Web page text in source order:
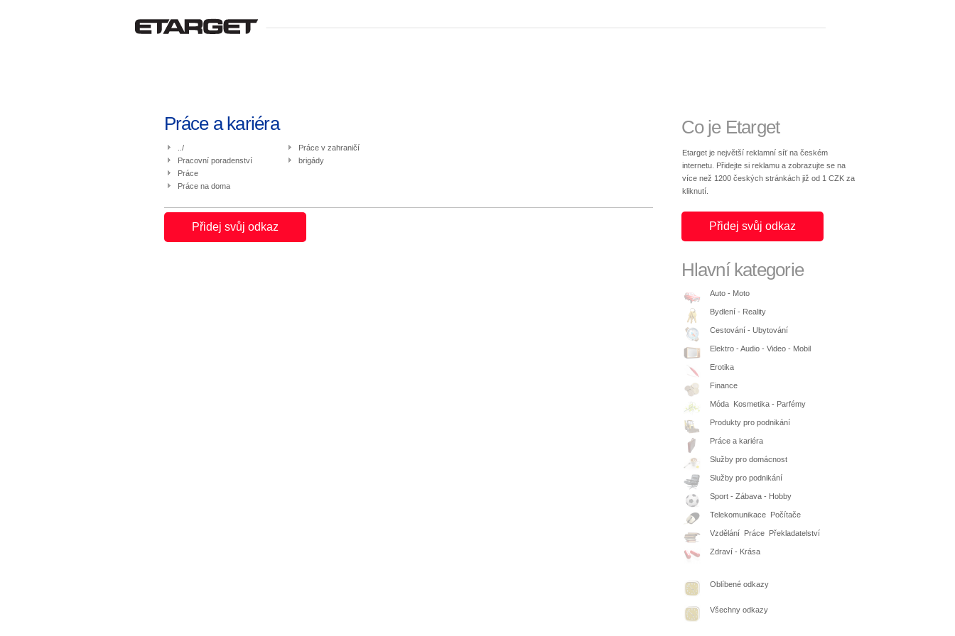
Práce a kariéra
../
Pracovní poradenství
Práce
Práce na doma
Práce v zahraničí
brigády
Přidej svůj odkaz
Co je Etarget
Etarget je největší reklamní síť na českém
internetu. Přidejte si reklamu a zobrazujte se na
více než 1200 českých stránkách již od 1 CZK za
kliknutí.
Přidej svůj odkaz
Hlavní kategorie
Auto - Moto
Bydlení - Reality
Cestování - Ubytování
Elektro - Audio - Video - Mobil
Erotika
Finance
Móda  Kosmetika - Parfémy
Produkty pro podnikání
Práce a kariéra
Služby pro domácnost
Služby pro podnikání
Sport - Zábava - Hobby
Telekomunikace  Počítače
Vzdělání  Práce  Překladatelství
Zdraví - Krása
Oblíbené odkazy
Všechny odkazy